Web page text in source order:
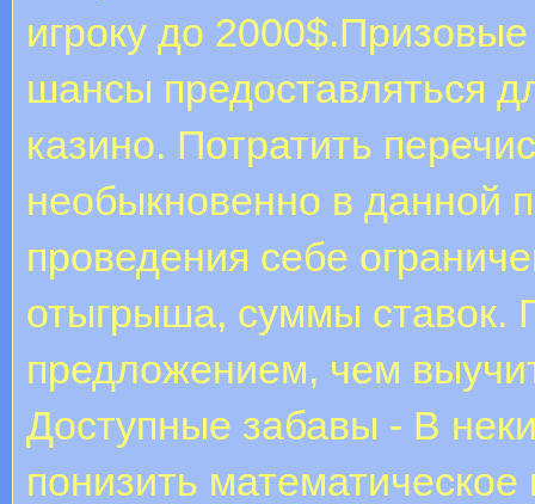
игроку до
шансы предоставляться
казино. Потратить
необыкновенно в данной
проведения себе
отыгрыша, суммы ставок.
предложением, чем
Доступные забавы - В
понизить